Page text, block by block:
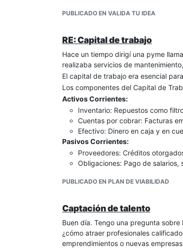
Enfócate en las funcionalidades
Modelo Freemium:
Versión básica gratuita
Versión premium con funciones
mensuales, prioridad en
Comisión por servicio:
Pequeño porcentaje por cada
Tarifas variables según el tipo
Suscripción para voluntarios
Permitir que profesionales (no
Cobrar una cuota mensual por
Partnerships:
Colaboraciones con residencias
Alianzas con empresas de
Convenios con aseguradoras
Seguro para las actividades
Formación para voluntarios
Si quieres profundizar en alguno de
desarrollar un plan más detallado
PUBLICADO EN VALIDA TU IDEA
RE: Capital de trabajo
Hace un tiempo dirigí una pyme
realizaba servicios de
El capital de trabajo era esencial
Los componentes del Capital de
Activos Corrientes:
Inventario: Repuestos como
Cuentas por cobrar: Facturas
Efectivo: Dinero en caja y en
Pasivos Corrientes:
Proveedores: Créditos
Obligaciones: Pago de salarios,
Permitía mantener un
Aseguraba que los gastos
PUBLICADO EN PLAN DE VIABILIDAD
Captación de talento
Buen día. Tengo una pregunta
¿cómo atraer profesionales
emprendimientos o nuevas